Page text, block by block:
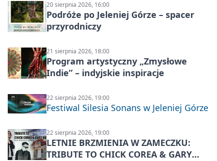
20 sierpnia 2026, 16:00
Podróże po Jeleniej Górze – spacer
przyrodniczy
21 sierpnia 2026, 18:00
Program artystyczny „Zmysłowe
Indie” – indyjskie inspiracje
22 sierpnia 2026, 19:00
Festiwal Silesia Sonans w Jeleniej Górze
22 sierpnia 2026, 19:00
LETNIE BRZMIENIA W ZAMECZKU:
TRIBUTE TO CHICK COREA & GARY